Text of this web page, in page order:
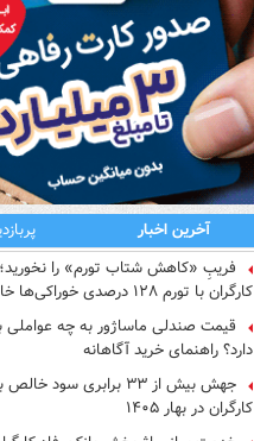
آخرین اخبار
فریبِ «کاهش شتاب تورم» را
کارگران با تورم ۱۲۸ درصدی خوراکی‌ها خالی شد!
قیمت صندلی ماساژور به چه
دارد؟ راهنمای خرید آگاهانه
جهش بیش از ۳۳ برابری سود
کارگران در بهار ۱۴۰۵